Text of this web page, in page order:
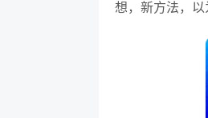
想，新方法，以